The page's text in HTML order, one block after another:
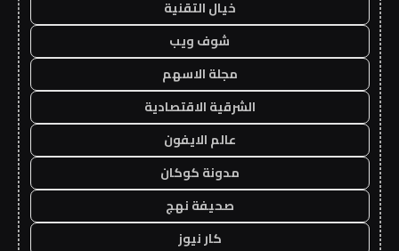
خيال التقنية
شوف ويب
مجلة الاسهم
الشرقية الاقتصادية
عالم الايفون
مدونة كوكان
صحيفة نهج
كار نيوز